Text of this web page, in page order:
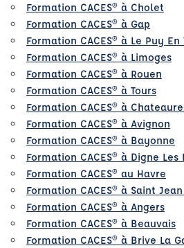
Formation CACES® à Cholet
Formation CACES® à Gap
Formation CACES® à Le Puy En
Formation CACES® à Limoges
Formation CACES® à Rouen
Formation CACES® à Tours
Formation CACES® à
Formation CACES® à Avignon
Formation CACES® à Bayonne
Formation CACES® à Digne Les
Formation CACES® au Havre
Formation CACES® à Saint
Formation CACES® à Angers
Formation CACES® à Beauvais
Formation CACES® à Brive La